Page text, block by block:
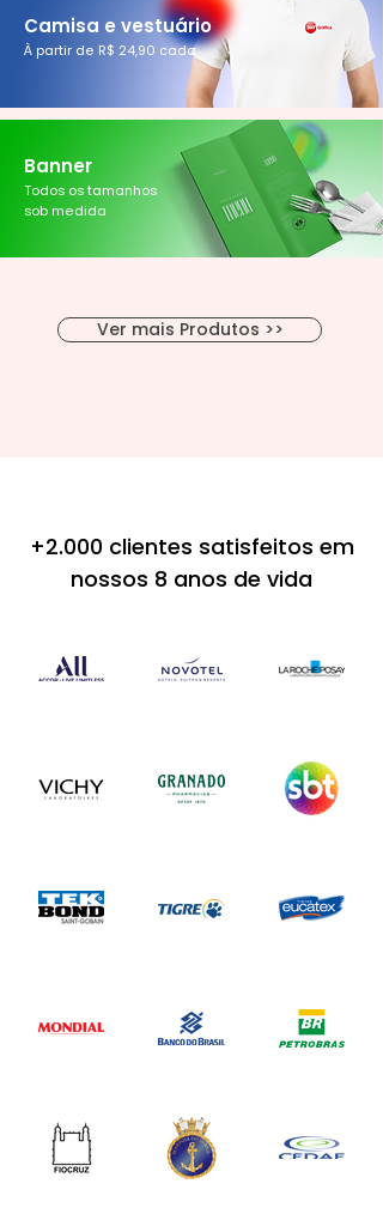
À partir de R$ 24,90 cada
Camisa e vestuário
Todos os tamanhos
sob medida
Banner
Ver mais Produtos >>
+2.000 clientes satisfeitos em
nossos 8 anos de vida